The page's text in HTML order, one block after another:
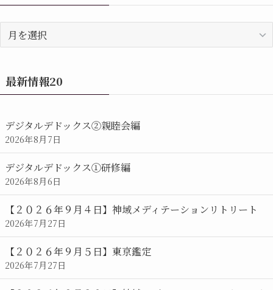
去
お
知
せ/
カ
レ
ン
ダ
ー
最新情報20
デジタルデドックス②親睦会編
2026年8月7日
デジタルデドックス①研修編
2026年8月6日
【２０２６年９月４日】神域メディテーションリトリート
2026年7月27日
【２０２６年９月５日】東京鑑定
2026年7月27日